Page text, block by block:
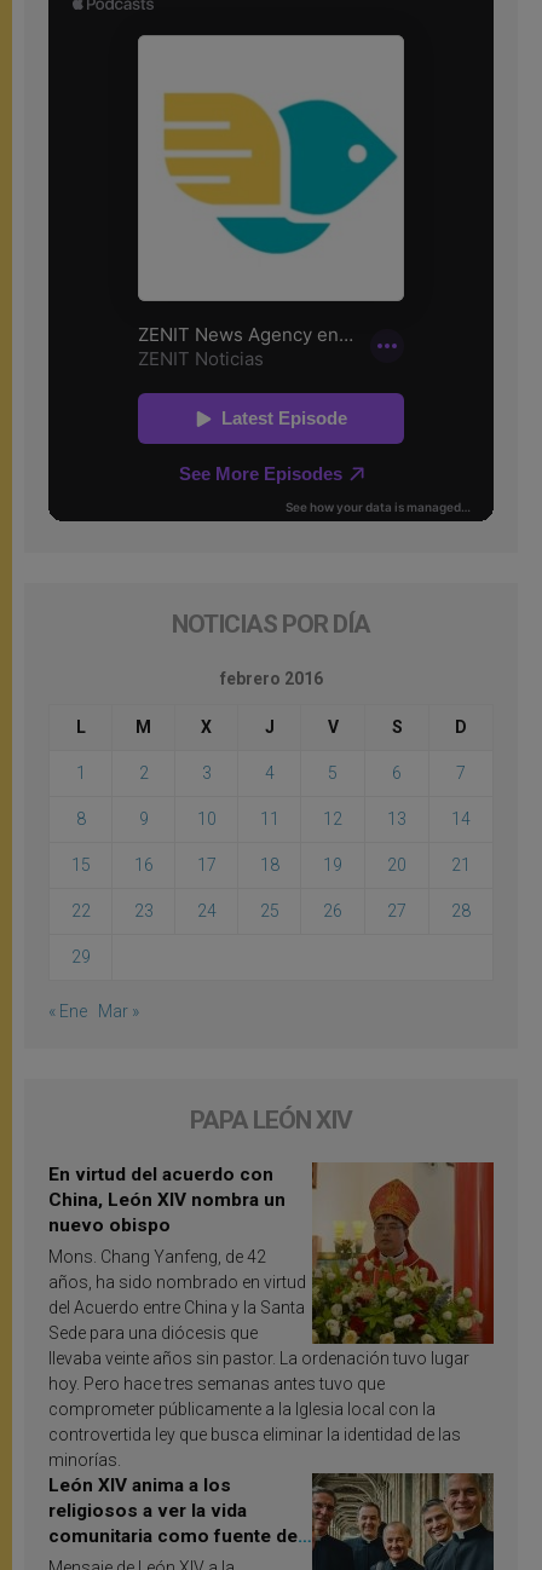
NOTICIAS POR DÍA
febrero 2016
L M X J V S D
1 2 3 4 5 6 7
8 9 10 11 12 13 14
15 16 17 18 19 20 21
22 23 24 25 26 27 28
29
« Ene Mar »
PAPA LEÓN XIV
En virtud del acuerdo con
China, León XIV nombra un
nuevo obispo
Mons. Chang Yanfeng, de 42
años, ha sido nombrado en virtud
del Acuerdo entre China y la Santa
Sede para una diócesis que
llevaba veinte años sin pastor. La ordenación tuvo lugar
hoy. Pero hace tres semanas antes tuvo que
comprometer públicamente a la Iglesia local con la
controvertida ley que busca eliminar la identidad de las
minorías.
León XIV anima a los
religiosos a ver la vida
comunitaria como fuente de
inspiración y santificación